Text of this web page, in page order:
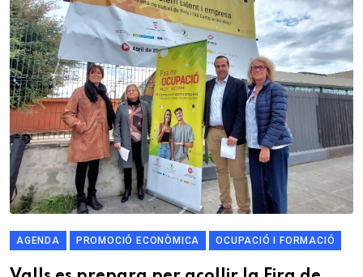
AGENDA PROMOCIÓ ECONÒMICA OCUPACIÓ I FORMACIÓ